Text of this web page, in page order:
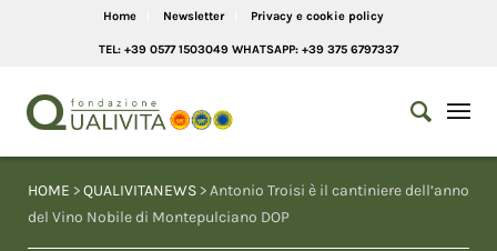
Home Newsletter Privacy e cookie policy
TEL: +39 0577 1503049 WHATSAPP: +39 375 6797337
HOME >QUALIVITANEWS > Antonio Troisi è il cantiniere dell’anno
del Vino Nobile di Montepulciano DOP